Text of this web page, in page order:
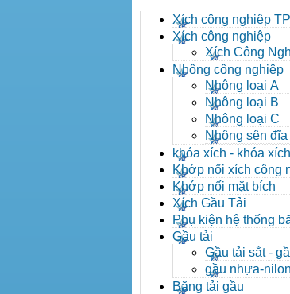
Xích công nghiệp
Toàn Phát
Xích công nghiệp
Xích Công
Xich Cong
Nhông công nghiệp
Nhông loại A
Nhông loại B
Nhông loại C
Nhông sên đĩa
khóa xích - khóa xích
- khóa xích công
Khớp nối xích công
Khớp nối mặt bích
Xích Gầu Tải
Phụ kiện hệ thống
Gầu tải
Gầu tải sắt -
inox
gầu nhựa-
HDPE
Băng tải gầu